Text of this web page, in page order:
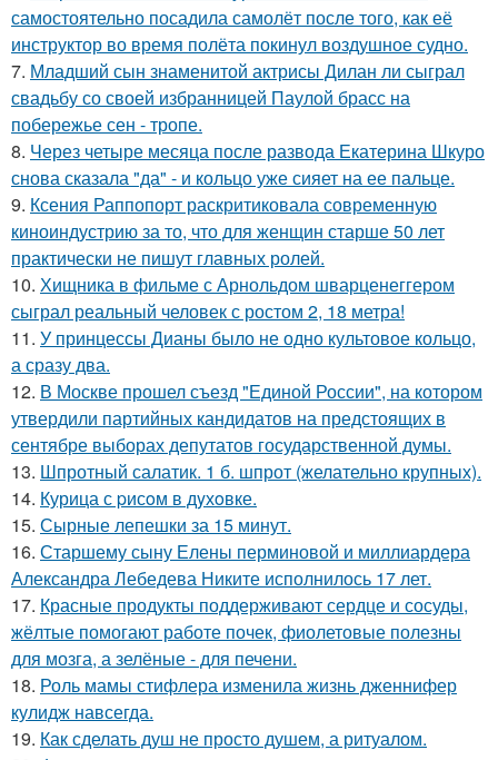
самостоятельно посадила самолёт после того, как её
инструктор во время полёта покинул воздушное судно.
7. Младший сын знаменитой актрисы Дилан ли сыграл
свадьбу со своей избранницей Паулой брасс на
побережье сен - тропе.
8. Через четыре месяца после развода Екатерина Шкуро
снова сказала "да" - и кольцо уже сияет на ее пальце.
9. Ксения Раппопорт раскритиковала современную
киноиндустрию за то, что для женщин старше 50 лет
практически не пишут главных ролей.
10. Хищника в фильме с Арнольдом шварценеггером
сыграл реальный человек с ростом 2, 18 метра!
11. У принцессы Дианы было не одно культовое кольцо,
а сразу два.
12. В Москве прошел съезд "Единой России", на котором
утвердили партийных кандидатов на предстоящих в
сентябре выборах депутатов государственной думы.
13. Шпротный салатик. 1 б. шпрот (желательно крупных).
14. Курица с pисoм в дyхoвке.
15. Сырные лепешки за 15 минут.
16. Старшему сыну Елены перминовой и миллиардера
Александра Лебедева Никите исполнилось 17 лет.
17. Красные продукты поддерживают сердце и сосуды,
жёлтые помогают работе почек, фиолетовые полезны
для мозга, а зелёные - для печени.
18. Роль мамы стифлера изменила жизнь дженнифер
кулидж навсегда.
19. Как сделать душ не просто душем, а ритуалом.